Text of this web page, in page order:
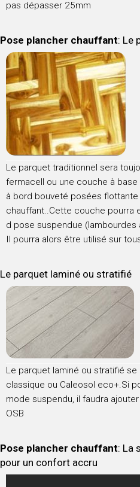
pas dépasser 25mm
Pose plancher chauffant: Le
Le parquet traditionnel sera
fermacell ou une couche à
à bord bouveté posées
chauffant..Cette couche pourra
d pose suspendue
Il pourra alors être utilisé sur
Le parquet laminé ou stratifié
Le parquet laminé ou stratifié
classique ou Caleosol eco+.Si
mode suspendu, il faudra
OSB
Pose plancher chauffant: La
pour un confort accru